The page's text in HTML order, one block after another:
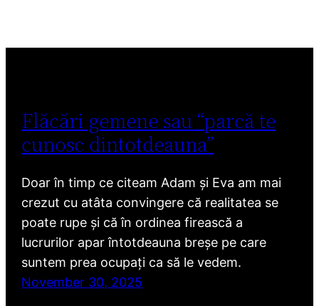
Flăcări gemene sau “parcă te
cunosc dintotdeauna”
Doar în timp ce citeam Adam și Eva am mai
crezut cu atâta convingere că realitatea se
poate rupe și că în ordinea firească a
lucrurilor apar întotdeauna breșe pe care
suntem prea ocupați ca să le vedem.
November 30, 2025